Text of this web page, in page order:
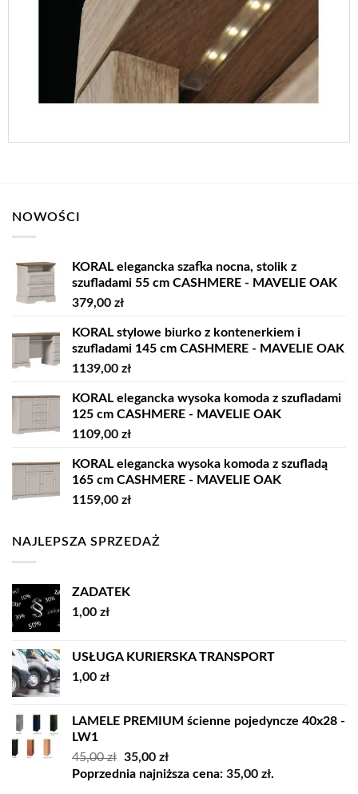
NOWOŚCI
KORAL elegancka szafka nocna, stolik z
szufladami 55 cm CASHMERE - MAVELIE OAK
379,00 zł
KORAL stylowe biurko z kontenerkiem i
szufladami 145 cm CASHMERE - MAVELIE OAK
1139,00 zł
KORAL elegancka wysoka komoda z szufladami
125 cm CASHMERE - MAVELIE OAK
1109,00 zł
KORAL elegancka wysoka komoda z szufladą
165 cm CASHMERE - MAVELIE OAK
1159,00 zł
NAJLEPSZA SPRZEDAŻ
ZADATEK
1,00 zł
USŁUGA KURIERSKA TRANSPORT
1,00 zł
LAMELE PREMIUM ścienne pojedyncze 40x28 -
LW1
45,00zł Pierwotna
cena
35,00 złAktualna
cena
Poprzednia najniższa cena: 35,00 zł.